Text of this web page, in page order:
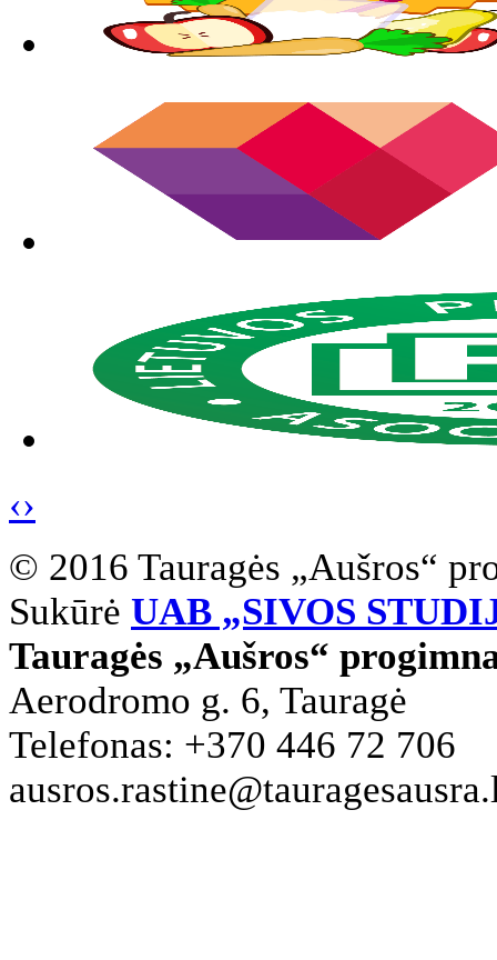
‹›
© 2016 Tauragės „Aušros“
Sukūrė UAB „SIVOS
Tauragės „Aušros“
Aerodromo g. 6, Tauragė
Telefonas: +370 446 72 706